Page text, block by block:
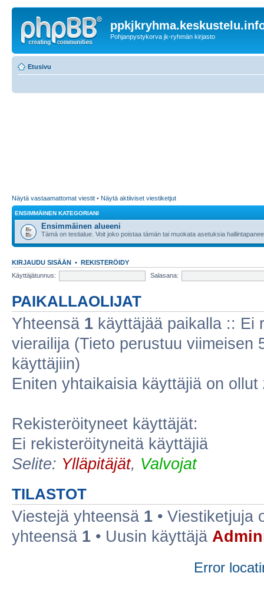
Pohjanpystykorva jk-ryhmän kirjasto
Etusivu
Näytä vastaamattomat viestit • Näytä aktiiviset viestiketjut
ENSIMMÄINEN KATEGORIANI
Ensimmäinen alueeni
Tämä on testialue. Voit joko poistaa tämän tai muokata asetuksia
KIRJAUDU SISÄÄN • REKISTERÖIDY
Käyttäjätunnus:
Salasana:
PAIKALLAOLIJAT
Yhteensä 1 käyttäjää paikalla :: Ei
vierailija (Tieto perustuu viimeisen
käyttäjiin)
Eniten yhtaikaisia käyttäjiä on ollut
Rekisteröityneet käyttäjät:
Ei rekisteröityneitä käyttäjiä
Selite: Ylläpitäjät, Valvojat
TILASTOT
Viestejä yhteensä 1 • Viestiketjuja
yhteensä 1 • Uusin käyttäjä
Error